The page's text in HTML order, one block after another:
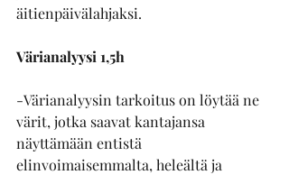
äitienpäivälahjaksi.
Värianalyysi 1,5h
-Värianalyysin tarkoitus on löytää ne
värit, jotka saavat kantajansa
näyttämään entistä
elinvoimaisemmalta, heleältä ja